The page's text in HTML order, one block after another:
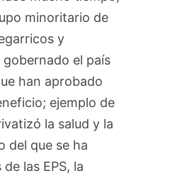
minoritario de
y
el país
han aprobado
ejemplo de
la salud y la
del que se ha
las EPS, la